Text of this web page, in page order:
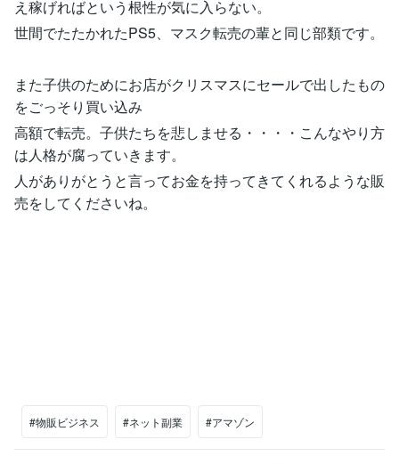
え稼げればという根性が気に入らない。
世間でたたかれたPS5、マスク転売の輩と同じ部類です。
また子供のためにお店がクリスマスにセールで出したもの
をごっそり買い込み
高額で転売。子供たちを悲しませる・・・・こんなやり方
は人格が腐っていきます。
人がありがとうと言ってお金を持ってきてくれるような販
売をしてくださいね。
#物販ビジネス #ネット副業 #アマゾン